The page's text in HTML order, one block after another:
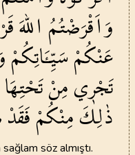
وَاَقْرَضْتُمُ اللّٰهَ
عَنْكُمْسَيِّـَٔاتِكُمْ
تَجْر۪يمِنْتَحْتِهَا
ذٰلِكَمِنْكُمْفَقَدْ
söz almıştı.